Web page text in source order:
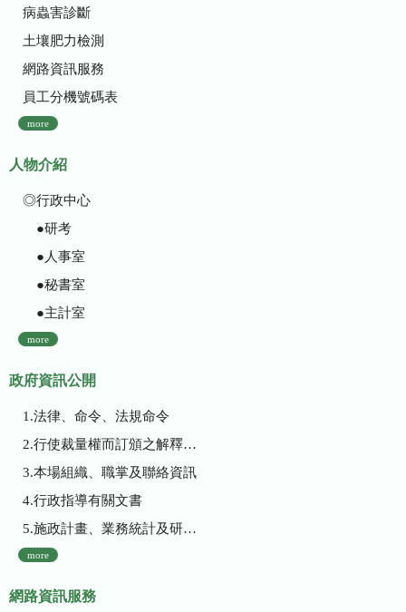
病蟲害診斷
土壤肥力檢測
網路資訊服務
員工分機號碼表
more
人物介紹
◎行政中心
●研考
●人事室
●秘書室
●主計室
more
政府資訊公開
1.法律、命令、法規命令
2.行使裁量權而訂頒之解釋性規定及裁量基準
3.本場組織、職掌及聯絡資訊
4.行政指導有關文書
5.施政計畫、業務統計及研究報告
more
網路資訊服務